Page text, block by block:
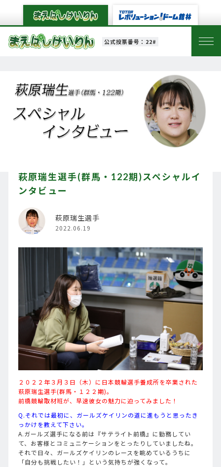
公式投票番号：22#
萩原瑞生選手(群馬・122期)スペシャルイ
ンタビュー
萩原瑞生選手
2022.06.19
２０２２年３月３日（木）に日本競輪選手養成所を卒業された
萩原瑞生選手(群馬・１２２期)。
前橋競輪取材班が、早速彼女の魅力に迫ってみました！
Q.それでは最初に、ガールズケイリンの道に進もうと思ったき
っかけを教えて下さい。
A.ガールズ選手になる前は『サテライト前橋』に勤務してい
て、お客様とコミュニケーションをとったりしていましたね。
それで日々、ガールズケイリンのレースを眺めているうちに
「自分も挑戦したい！」という気持ちが強くなって。